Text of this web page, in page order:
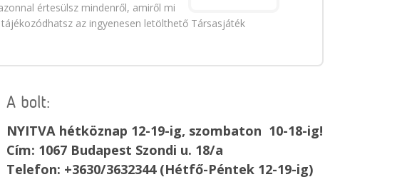
értesülsz mindenről, amiről mi
az ingyenesen letölthető Társasjáték
A bolt:
NYITVA hétköznap 12-19-ig, szombaton 10-18-ig!
Cím: 1067 Budapest Szondi u. 18/a
Telefon: +3630/3632344 (Hétfő-Péntek 12-19-ig)